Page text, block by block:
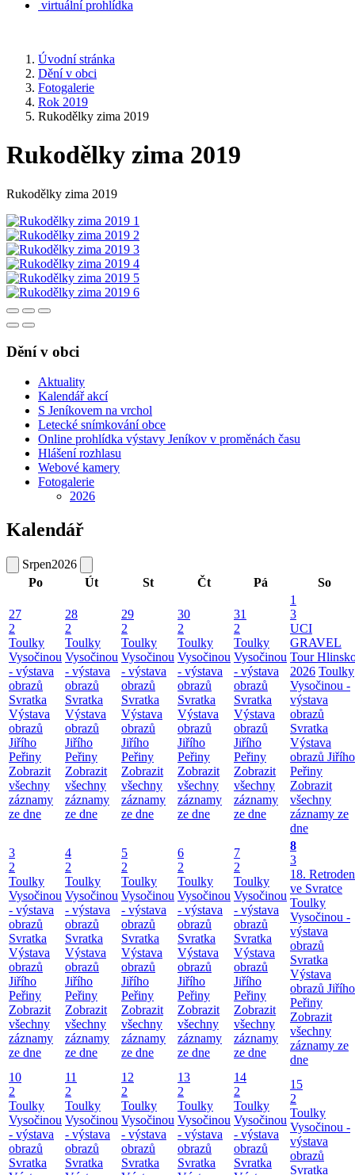
virtuální prohlídka
Úvodní stránka
Dění v obci
Fotogalerie
Rok 2019
Rukodělky zima 2019
Rukodělky zima 2019
Rukodělky zima 2019
Dění v obci
Aktuality
Kalendář akcí
S Jeníkovem na vrchol
Letecké snímkování obce
Online prohlídka výstavy Jeníkov v proměnách času
Hlášení rozhlasu
Webové kamery
Fotogalerie
2026
Kalendář
Srpen2026
Po
Út St Čt Pá So
27
2
Toulky
Vysočinou
- výstava
obrazů
Svratka
Výstava
obrazů
Jiřího
Peřiny
Zobrazit
všechny
záznamy
ze dne
28
2
Toulky
Vysočinou
- výstava
obrazů
Svratka
Výstava
obrazů
Jiřího
Peřiny
Zobrazit
všechny
záznamy
ze dne
29
2
Toulky
Vysočinou
- výstava
obrazů
Svratka
Výstava
obrazů
Jiřího
Peřiny
Zobrazit
všechny
záznamy
ze dne
30
2
Toulky
Vysočinou
- výstava
obrazů
Svratka
Výstava
obrazů
Jiřího
Peřiny
Zobrazit
všechny
záznamy
ze dne
31
2
Toulky
Vysočinou
- výstava
obrazů
Svratka
Výstava
obrazů
Jiřího
Peřiny
Zobrazit
všechny
záznamy
ze dne
1
3
UCI
GRAVEL
Tour
2026 Toulky
Vysočinou -
výstava
obrazů
Svratka
Výstava
obrazů Jiřího
Peřiny
Zobrazit
všechny
záznamy ze
dne
3
2
Toulky
Vysočinou
- výstava
obrazů
Svratka
Výstava
obrazů
Jiřího
Peřiny
Zobrazit
všechny
záznamy
ze dne
4
2
Toulky
Vysočinou
- výstava
obrazů
Svratka
Výstava
obrazů
Jiřího
Peřiny
Zobrazit
všechny
záznamy
ze dne
5
2
Toulky
Vysočinou
- výstava
obrazů
Svratka
Výstava
obrazů
Jiřího
Peřiny
Zobrazit
všechny
záznamy
ze dne
6
2
Toulky
Vysočinou
- výstava
obrazů
Svratka
Výstava
obrazů
Jiřího
Peřiny
Zobrazit
všechny
záznamy
ze dne
7
2
Toulky
Vysočinou
- výstava
obrazů
Svratka
Výstava
obrazů
Jiřího
Peřiny
Zobrazit
všechny
záznamy
ze dne
8
3
18. Retroden
ve Svratce
Toulky
Vysočinou -
výstava
obrazů
Svratka
Výstava
obrazů Jiřího
Peřiny
Zobrazit
všechny
záznamy ze
dne
10
2
Toulky
Vysočinou
- výstava
obrazů
Svratka
11
2
Toulky
Vysočinou
- výstava
obrazů
Svratka
12
2
Toulky
Vysočinou
- výstava
obrazů
Svratka
13
2
Toulky
Vysočinou
- výstava
obrazů
Svratka
14
2
Toulky
Vysočinou
- výstava
obrazů
Svratka
15
2
Toulky
Vysočinou -
výstava
obrazů
Svratka